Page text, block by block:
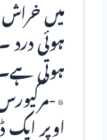
میں خراش
ہوئی
ہوتی
٭-
اوپر ایک